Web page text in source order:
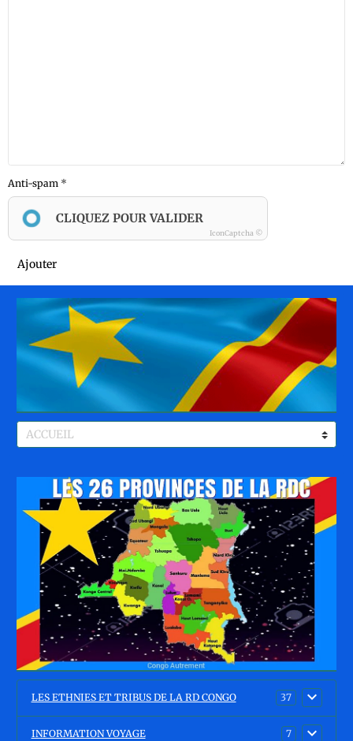
Anti-spam
CLIQUEZ POUR VALIDER
IconCaptcha ©
Ajouter
LES ETHNIES ET TRIBUS DE LA RD CONGO 37
INFORMATION VOYAGE 7